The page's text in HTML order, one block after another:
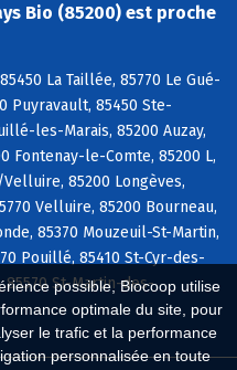
possible, Biocoop utilise
optimale du site, pour
le trafic et la performance
personnalisée en toute
Bio (85200) est proche
La Taillée, 85770 Le Gué-
Puyravault, 85450 Ste-
les-Marais, 85200 Auzay,
Fontenay-le-Comte, 85200 L,
85200 Longèves,
Velluire, 85200 Bourneau,
85370 Mouzeuil-St-Martin,
Pouillé, 85410 St-Cyr-des-
85570 St-Martin-des-